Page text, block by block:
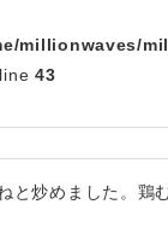
millionwaves/
43
と炒めました。